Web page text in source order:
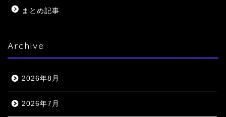
まとめ記事
Archive
2026年8月
2026年7月